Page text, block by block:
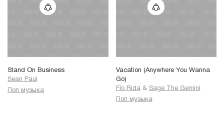
Stand On Business
Sean Paul
Поп музыка
Vacation (Anywhere You Wanna
Go)
Flo Rida & Sage The Gemini
Поп музыка